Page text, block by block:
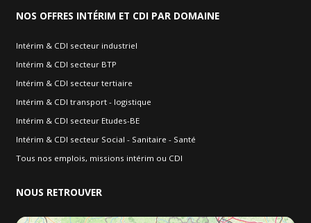
NOS OFFRES INTÉRIM ET CDI PAR DOMAINE
Intérim & CDI secteur industriel
Intérim & CDI secteur BTP
Intérim & CDI secteur tertiaire
Intérim & CDI transport - logistique
Intérim & CDI secteur Etudes-BE
Intérim & CDI secteur Social - Sanitaire - Santé
Tous nos emplois, missions intérim ou CDI
NOUS RETROUVER